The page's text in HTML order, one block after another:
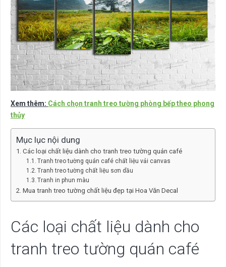
Xem thêm: Cách chọn tranh treo tường phòng bếp theo phong
thủy
Mục lục nội dung
Các loại chất liệu dành cho tranh treo tường quán café
Tranh treo tường quán café chất liệu vải canvas
Tranh treo tường chất liệu sơn dầu
Tranh in phun màu
Mua tranh treo tường chất liệu đẹp tại Hoa Văn Decal
Các loại chất liệu dành cho
tranh treo tường quán café